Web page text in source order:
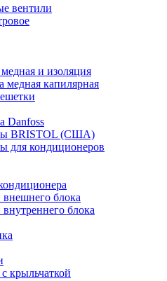
вентили
и изоляция
медная капилярная
Danfoss
BRISTOL (США)
для кондиционеров
блока
блока
крыльчаткой